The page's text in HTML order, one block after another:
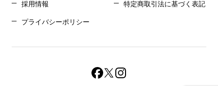
採用情報 特定商取引法に基づく表記
プライバシーポリシー